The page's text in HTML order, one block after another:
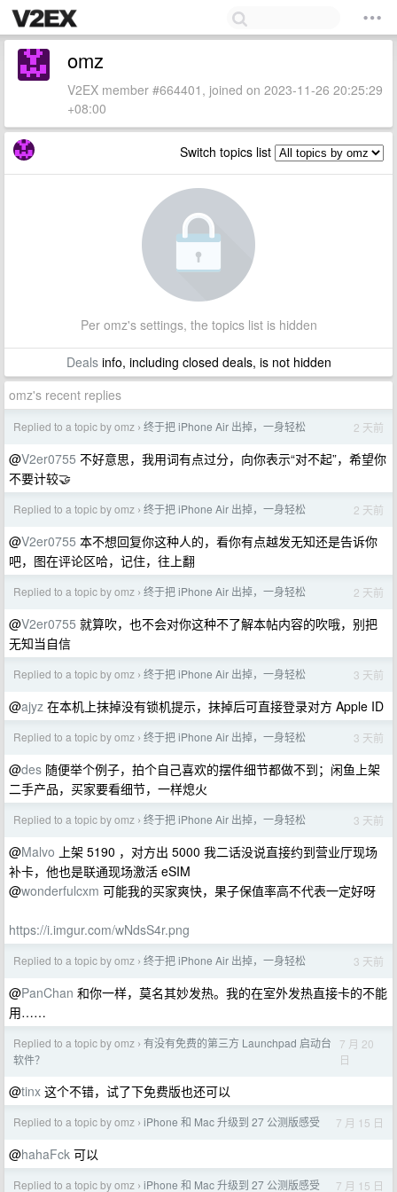
omz
V2EX member #664401, joined on 2023-11-26 20:25:29
+08:00
Switch topics list
Per omz's settings, the topics list is hidden
Dealsinfo, including closed deals, is not hidden
omz's recent replies
Replied to a topic by omz › 终于把 iPhone Air 出掉，一身轻松 2 天前
@V2er0755 不好意思，我用词有点过分，向你表示“对不起”，希望你
不要计较🤝
Replied to a topic by omz › 终于把 iPhone Air 出掉，一身轻松 2 天前
@V2er0755 本不想回复你这种人的，看你有点越发无知还是告诉你
吧，图在评论区哈，记住，往上翻
Replied to a topic by omz › 终于把 iPhone Air 出掉，一身轻松 2 天前
@V2er0755 就算吹，也不会对你这种不了解本帖内容的吹哦，别把
无知当自信
Replied to a topic by omz › 终于把 iPhone Air 出掉，一身轻松 3 天前
@ajyz 在本机上抹掉没有锁机提示，抹掉后可直接登录对方 Apple ID
Replied to a topic by omz › 终于把 iPhone Air 出掉，一身轻松 3 天前
@des 随便举个例子，拍个自己喜欢的摆件细节都做不到；闲鱼上架
二手产品，买家要看细节，一样熄火
Replied to a topic by omz › 终于把 iPhone Air 出掉，一身轻松 3 天前
@Malvo 上架 5190 ，对方出 5000 我二话没说直接约到营业厅现场
补卡，他也是联通现场激活 eSIM
@wonderfulcxm 可能我的买家爽快，果子保值率高不代表一定好呀
https://i.imgur.com/wNdsS4r.png
Replied to a topic by omz › 终于把 iPhone Air 出掉，一身轻松 3 天前
@PanChan 和你一样，莫名其妙发热。我的在室外发热直接卡的不能
用……
Replied to a topic by omz › 有没有免费的第三方 Launchpad 启动台
软件？
7 月 20
日
@tinx 这个不错，试了下免费版也还可以
Replied to a topic by omz › iPhone 和 Mac 升级到 27 公测版感受 7 月 15 日
@hahaFck 可以
Replied to a topic by omz › iPhone 和 Mac 升级到 27 公测版感受 7 月 15 日